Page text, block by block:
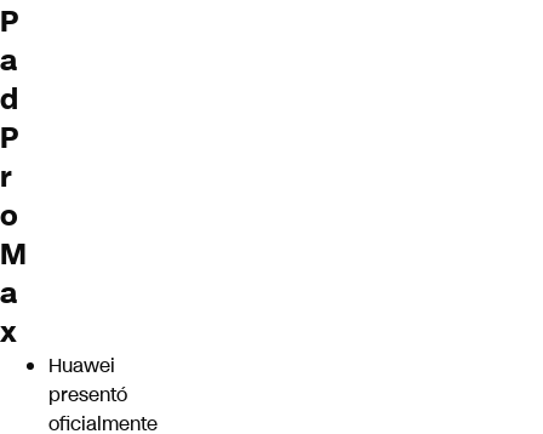
P
a
d
P
r
o
M
a
x
Huawei
presentó
oficialmente